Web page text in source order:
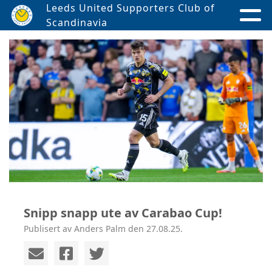
Leeds United Supporters Club of
Scandinavia
Snipp snapp ute av Carabao Cup!
Publisert av Anders Palm den 27.08.25.